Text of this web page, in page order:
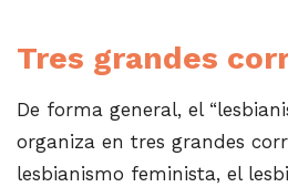
Tres grandes
De forma general, el
organiza en tres grandes
lesbianismo feminista, el